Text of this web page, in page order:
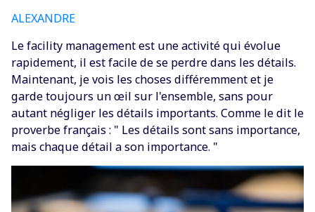
ALEXANDRE
Le facility management est une activité qui évolue
rapidement, il est facile de se perdre dans les détails.
Maintenant, je vois les choses différemment et je
garde toujours un œil sur l'ensemble, sans pour
autant négliger les détails importants. Comme le dit le
proverbe français : " Les détails sont sans importance,
mais chaque détail a son importance. "